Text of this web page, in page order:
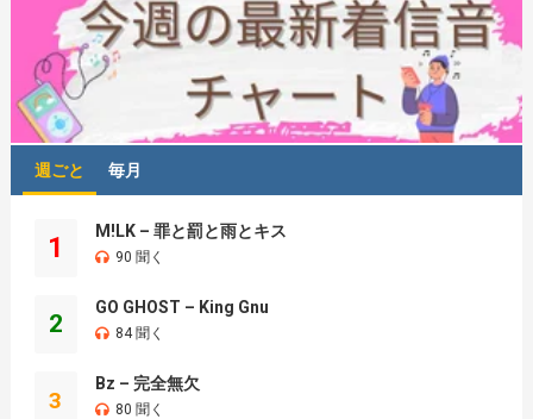
週ごと 毎月
1
M!LK – 罪と罰と雨とキス
90 聞く
2
GO GHOST – King Gnu
84 聞く
3
Bz – 完全無欠
80 聞く